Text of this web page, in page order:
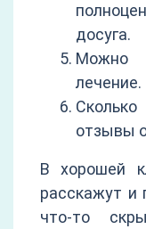
досуга.
Можно
лечение.
Сколько
отзывы
В хорошей
расскажут и
что-то